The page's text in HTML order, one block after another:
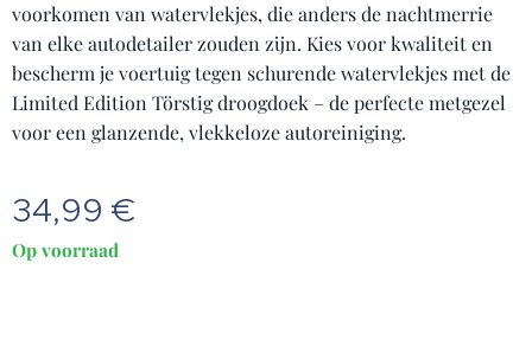
voorkomen van watervlekjes, die anders de nachtmerrie
van elke autodetailer zouden zijn. Kies voor kwaliteit en
bescherm je voertuig tegen schurende watervlekjes met de
Limited Edition Törstig droogdoek – de perfecte metgezel
voor een glanzende, vlekkeloze autoreiniging.
34,99 €
Op voorraad